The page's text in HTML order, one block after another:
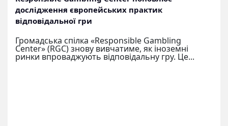
дослідження європейських практик
відповідальної гри
Громадська спілка «Responsible Gambling
Center» (RGC) знову вивчатиме, як іноземні
ринки впроваджують відповідальну гру. Це...